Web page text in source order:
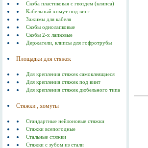
Скоба пластиковая с гвоздем (клипса)
Кабельный хомут под винт
Зажимы для кабеля
Скобы однолапковые
Скобы 2-х лапковые
Держатели, клипсы для гофротрубы
Площадки для стяжек
Для крепления стяжек самоклеящиеся
Для крепления стяжек под винт
Для крепления стяжек дюбельного типа
Стяжки , хомуты
Стандартные нейлоновые стяжки
Стяжки всепогодные
Стальные стяжки
Cтяжки с зубом из стали